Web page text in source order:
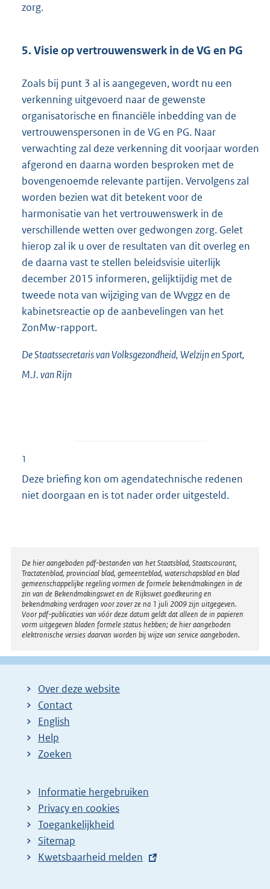
zorg.
5. Visie op vertrouwenswerk in de VG en PG
Zoals bij punt 3 al is aangegeven, wordt nu een
verkenning uitgevoerd naar de gewenste
organisatorische en financiële inbedding van de
vertrouwenspersonen in de VG en PG. Naar
verwachting zal deze verkenning dit voorjaar worden
afgerond en daarna worden besproken met de
bovengenoemde relevante partijen. Vervolgens zal
worden bezien wat dit betekent voor de
harmonisatie van het vertrouwenswerk in de
verschillende wetten over gedwongen zorg. Gelet
hierop zal ik u over de resultaten van dit overleg en
de daarna vast te stellen beleidsvisie uiterlijk
december 2015 informeren, gelijktijdig met de
tweede nota van wijziging van de Wvggz en de
kabinetsreactie op de aanbevelingen van het
ZonMw-rapport.
De Staatssecretaris van Volksgezondheid, Welzijn en Sport,
M.J. vanRijn
1
Deze briefing kon om agendatechnische redenen
niet doorgaan en is tot nader order uitgesteld.
Disclaimer
De hier aangeboden pdf-bestanden van het Staatsblad, Staatscourant,
Tractatenblad, provinciaal blad, gemeenteblad, waterschapsblad en blad
gemeenschappelijke regeling vormen de formele bekendmakingen in de
zin van de Bekendmakingswet en de Rijkswet goedkeuring en
bekendmaking verdragen voor zover ze na 1 juli 2009 zijn uitgegeven.
Voor pdf-publicaties van vóór deze datum geldt dat alleen de in papieren
vorm uitgegeven bladen formele status hebben; de hier aangeboden
elektronische versies daarvan worden bij wijze van service aangeboden.
Over deze website
Contact
English
Help
Zoeken
Informatie hergebruiken
Privacy en cookies
Toegankelijkheid
Sitemap
E
Kwetsbaarheid melden